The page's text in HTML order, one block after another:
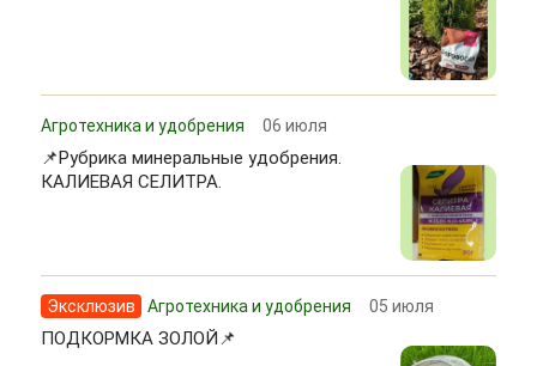
Агротехника и удобрения 06 июля
📌Рубрика минеральные удобрения.
КАЛИЕВАЯ СЕЛИТРА.
Эксклюзив Агротехника и удобрения 05 июля
ПОДКОРМКА ЗОЛОЙ📌